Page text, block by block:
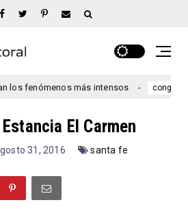
más intensos congreso Ley
El Carmen
31, 2016 santa fe